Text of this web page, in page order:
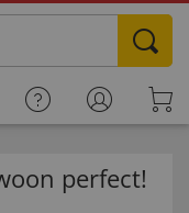
perfect!